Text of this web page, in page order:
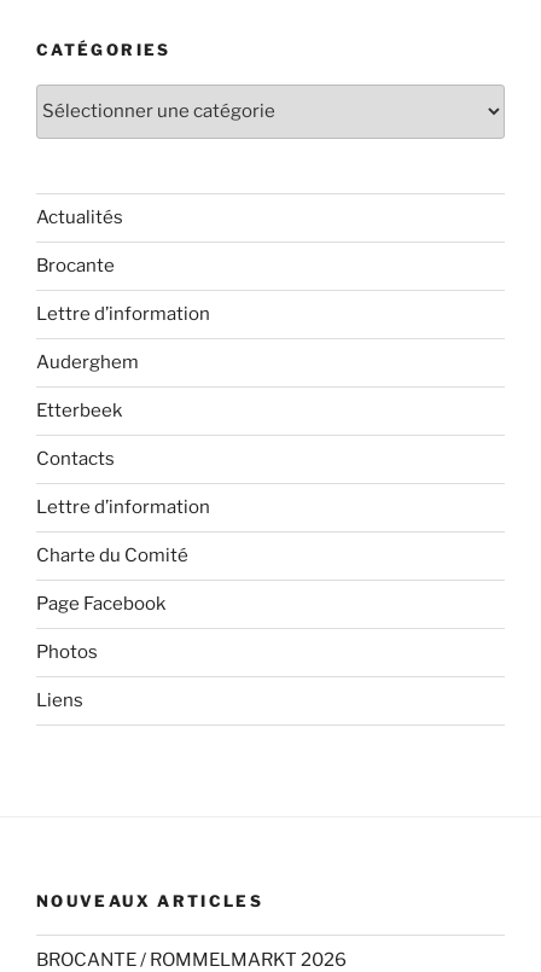
CATÉGORIES
Catégories
Actualités
Brocante
Lettre d’information
Auderghem
Etterbeek
Contacts
Lettre d’information
Charte du Comité
Page Facebook
Photos
Liens
NOUVEAUX ARTICLES
BROCANTE / ROMMELMARKT 2026